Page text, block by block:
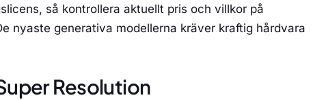
så kontrollera aktuellt pris och villkor på
nyaste generativa modellerna kräver kraftig hårdvara
Resolution